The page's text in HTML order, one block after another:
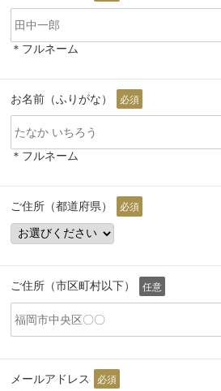
＊フルネーム
お名前（ふりがな） 必須
＊フルネーム
ご住所（都道府県） 必須
ご住所（市区町村以下） 任意
メールアドレス 必須